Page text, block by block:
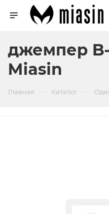
джемпер
Miasin
Главная Каталог